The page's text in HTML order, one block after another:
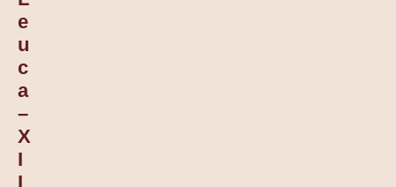
E
U
C
A
–
X
I
I